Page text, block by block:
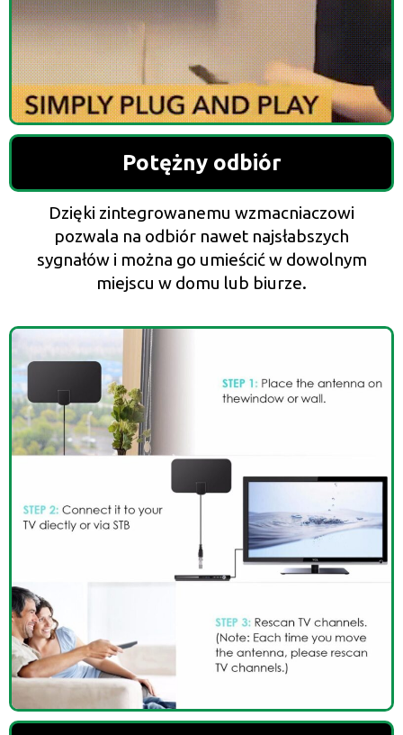
Potężny odbiór
Dzięki zintegrowanemu wzmacniaczowi
pozwala na odbiór nawet najsłabszych
sygnałów i można go umieścić w dowolnym
miejscu w domu lub biurze.